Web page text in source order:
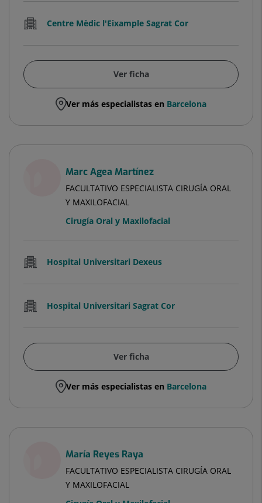
Centre Mèdic l'Eixample Sagrat Cor
Ver ficha
Ver más especialistas en Barcelona
Marc Agea Martínez
FACULTATIVO ESPECIALISTA CIRUGÍA ORAL
Y MAXILOFACIAL
Cirugía Oral y Maxilofacial
Hospital Universitari Dexeus
Hospital Universitari Sagrat Cor
Ver ficha
Ver más especialistas en Barcelona
María Reyes Raya
FACULTATIVO ESPECIALISTA CIRUGÍA ORAL
Y MAXILOFACIAL